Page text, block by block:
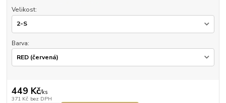
Velikost:
Barva:
449 Kč/ks
371 Kč bez DPH